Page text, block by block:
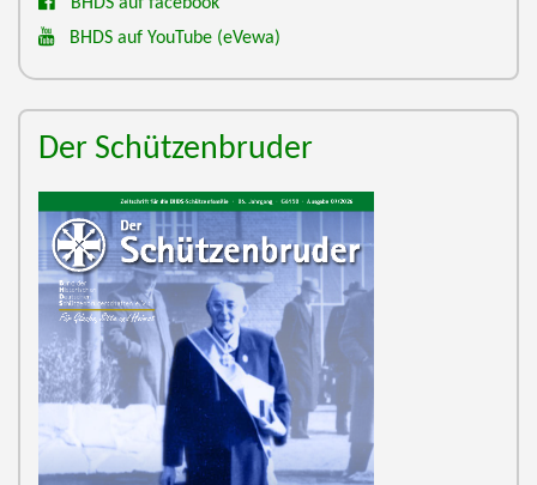
BHDS auf YouTube (eVewa)
Der Schützenbruder